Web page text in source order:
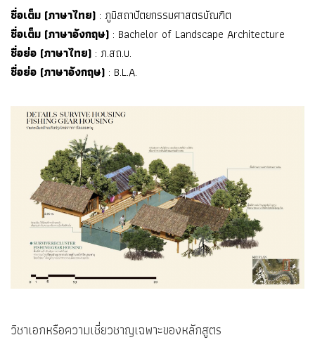
ชื่อเต็ม (ภาษาไทย) : ภูมิสถาปัตยกรรมศาสตรบัณฑิต
ชื่อเต็ม (ภาษาอังกฤษ) : Bachelor of Landscape Architecture
ชื่อย่อ (ภาษาไทย) : ภ.สถ.บ.
ชื่อย่อ (ภาษาอังกฤษ) : B.L.A.
วิชาเอกหรือความเชี่ยวชาญเฉพาะของหลักสูตร